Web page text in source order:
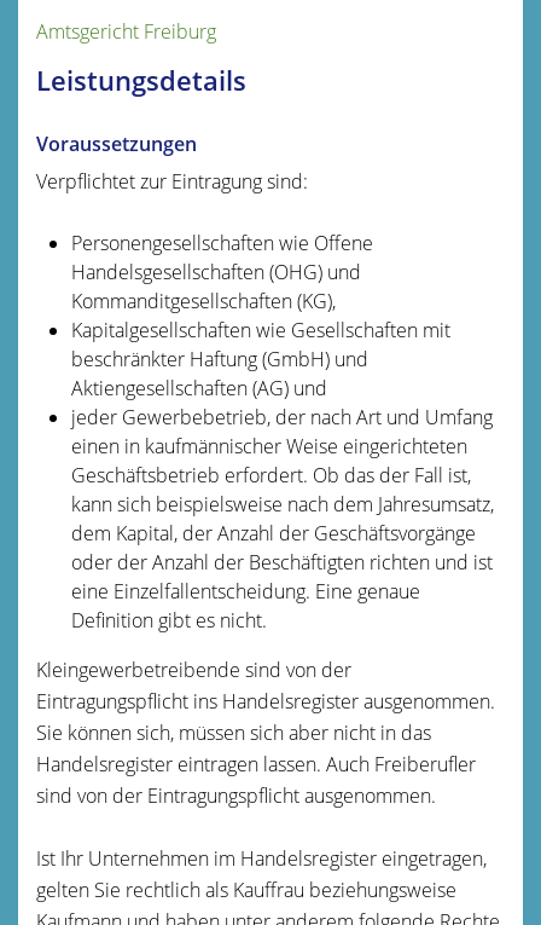
Amtsgericht Freiburg
Leistungsdetails
Voraussetzungen
Verpflichtet zur Eintragung sind:
Personengesellschaften wie Offene
Handelsgesellschaften (OHG) und
Kommanditgesellschaften (KG),
Kapitalgesellschaften wie Gesellschaften mit
beschränkter Haftung (GmbH) und
Aktiengesellschaften (AG) und
jeder Gewerbebetrieb, der nach Art und Umfang
einen in kaufmännischer Weise eingerichteten
Geschäftsbetrieb erfordert. Ob das der Fall ist,
kann sich beispielsweise nach dem Jahresumsatz,
dem Kapital, der Anzahl der Geschäftsvorgänge
oder der Anzahl der Beschäftigten richten und ist
eine Einzelfallentscheidung. Eine genaue
Definition gibt es nicht.
Kleingewerbetreibende sind von der
Eintragungspflicht ins Handelsregister ausgenommen.
Sie können sich, müssen sich aber nicht in das
Handelsregister eintragen lassen. Auch Freiberufler
sind von der Eintragungspflicht ausgenommen.
Ist Ihr Unternehmen im Handelsregister eingetragen,
gelten Sie rechtlich als Kauffrau beziehungsweise